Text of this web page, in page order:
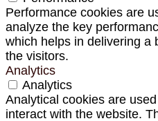
Performance cookies are
analyze the key
which helps in delivering a
the visitors.
Analytics
Analytics
Analytical cookies are
interact with the website.